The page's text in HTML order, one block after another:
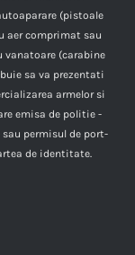
(pistoale
aer comprimat sau
vanatoare (carabine
sa va prezentati
armelor si
emisa de politie -
permisul de port-
de identitate.